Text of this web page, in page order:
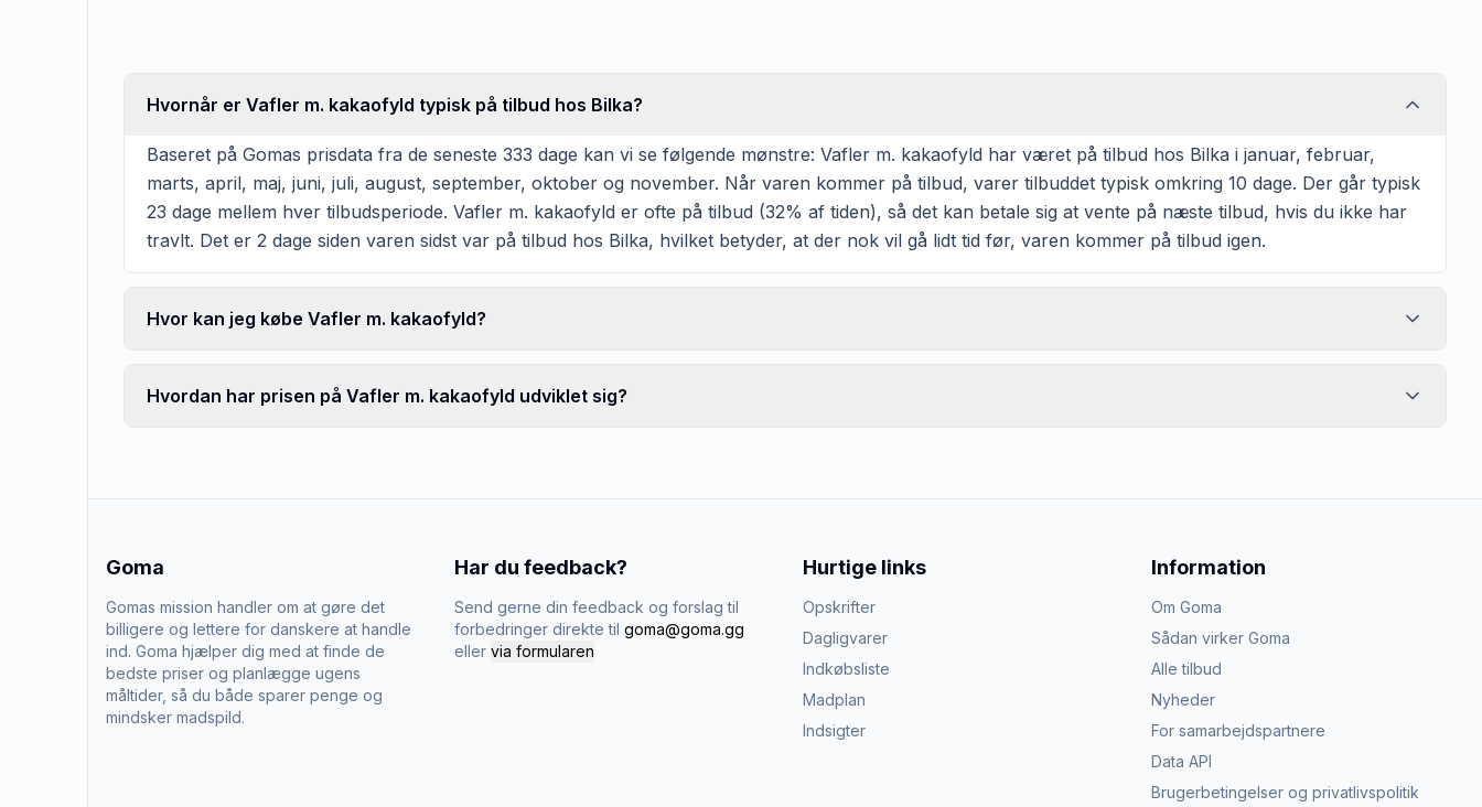
Hvornår er Vafler m. kakaofyld typisk på tilbud hos Bilka?
Baseret på Gomas prisdata fra de seneste 333 dage kan vi se følgende mønstre: Vafler m. kakaofyld har været på tilbud hos Bilka i januar, februar,
marts, april, maj, juni, juli, august, september, oktober og november. Når varen kommer på tilbud, varer tilbuddet typisk omkring 10 dage. Der går typisk
23 dage mellem hver tilbudsperiode. Vafler m. kakaofyld er ofte på tilbud (32% af tiden), så det kan betale sig at vente på næste tilbud, hvis du ikke har
travlt. Det er 2 dage siden varen sidst var på tilbud hos Bilka, hvilket betyder, at der nok vil gå lidt tid før, varen kommer på tilbud igen.
Hvor kan jeg købe Vafler m. kakaofyld?
Hvordan har prisen på Vafler m. kakaofyld udviklet sig?
Goma
Gomas mission handler om at gøre det
billigere og lettere for danskere at handle
ind. Goma hjælper dig med at finde de
bedste priser og planlægge ugens
måltider, så du både sparer penge og
mindsker madspild.
Har du feedback?
Send gerne din feedback og forslag til
forbedringer direkte til goma@goma.gg
eller via formularen
Hurtige links
Opskrifter
Dagligvarer
Indkøbsliste
Madplan
Indsigter
Information
Om Goma
Sådan virker Goma
Alle tilbud
Nyheder
For samarbejdspartnere
Data API
Brugerbetingelser og privatlivspolitik